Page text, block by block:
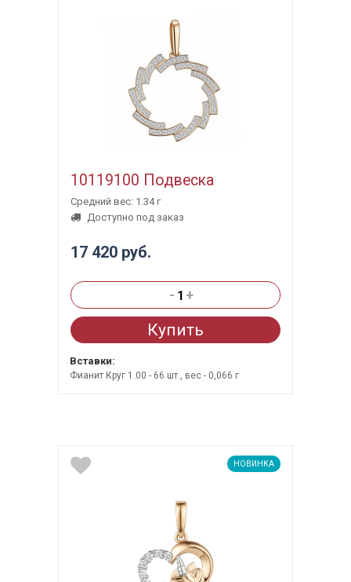
10119100 Подвеска
Средний вес: 1.34 г
Доступно под заказ
17 420 руб.
- +
Купить
Вставки:
Фианит Круг 1.00 - 66 шт., вес - 0,066 г
НОВИНКА